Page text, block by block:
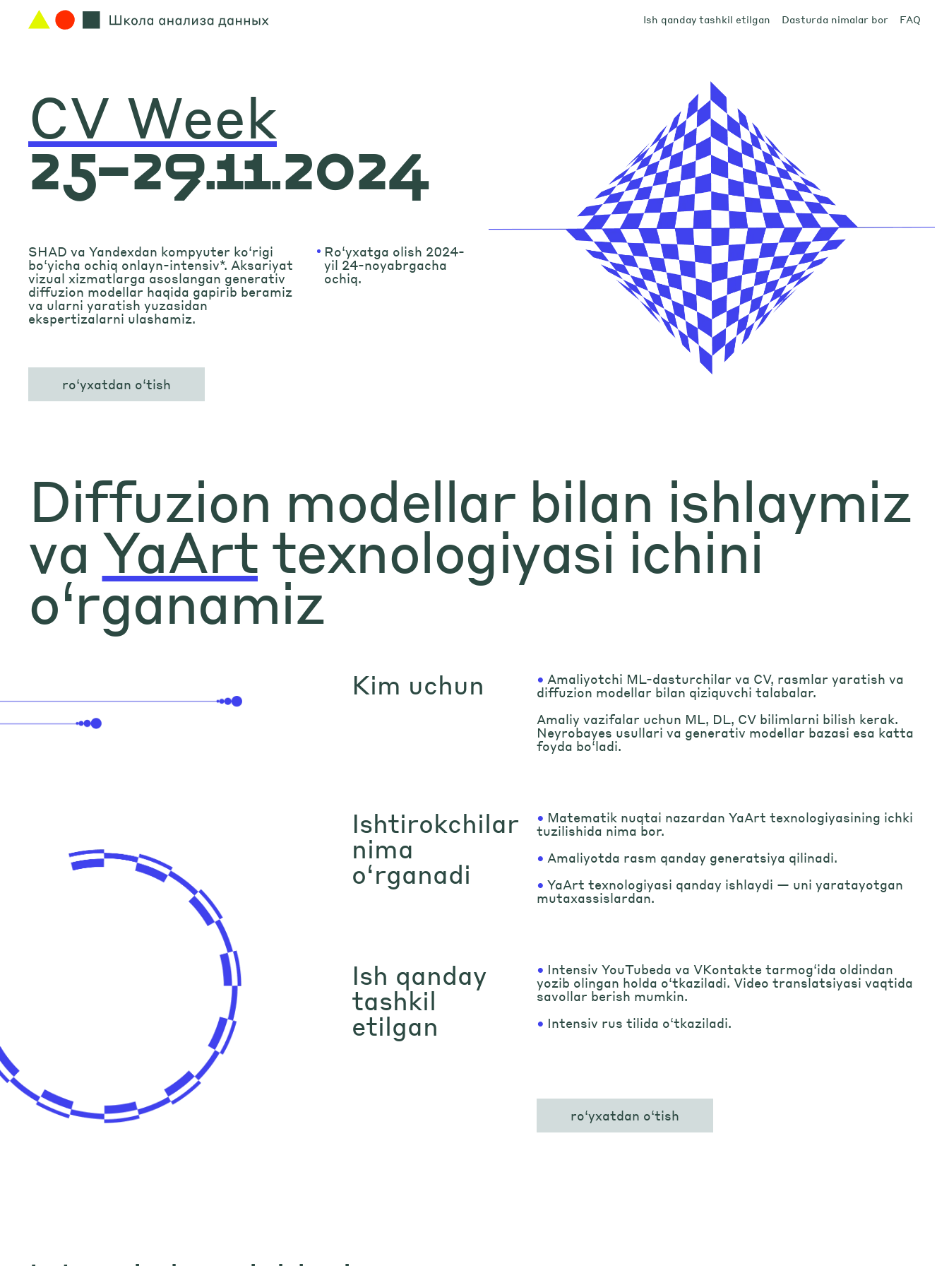
Ish qanday tashkil etilgan Dasturda nimalar bor FAQ
CV Week
25–29.11.2024
SHAD va Yandexdan kompyuter ko‘rigi
bo‘yicha ochiq onlayn-intensiv*. Aksariyat
vizual xizmatlarga asoslangan generativ
diffuzion modellar haqida gapirib beramiz
va ularni yaratish yuzasidan
ekspertizalarni ulashamiz.
Ro‘yxatga olish 2024-
yil 24-noyabrgacha
ochiq.
ro‘yxatdan o‘tish
Diffuzion modellar bilan ishlaymiz
va YaArt texnologiyasi ichini
o‘rganamiz
Kim uchun • Amaliyotchi ML-dasturchilar va CV, rasmlar yaratish va
diffuzion modellar bilan qiziquvchi talabalar.
Amaliy vazifalar uchun ML, DL, CV bilimlarni bilish kerak.
Neyrobayes usullari va generativ modellar bazasi esa katta
foyda bo‘ladi.
Ishtirokchilar
nima
o‘rganadi
• Matematik nuqtai nazardan YaArt texnologiyasining ichki
tuzilishida nima bor.
• Amaliyotda rasm qanday generatsiya qilinadi.
• YaArt texnologiyasi qanday ishlaydi — uni yaratayotgan
mutaxassislardan.
Ish qanday
tashkil
etilgan
• Intensiv YouTubeda va VKontakte tarmog‘ida oldindan
yozib olingan holda o‘tkaziladi. Video translatsiyasi vaqtida
savollar berish mumkin.
• Intensiv rus tilida o‘tkaziladi.
ro‘yxatdan o‘tish